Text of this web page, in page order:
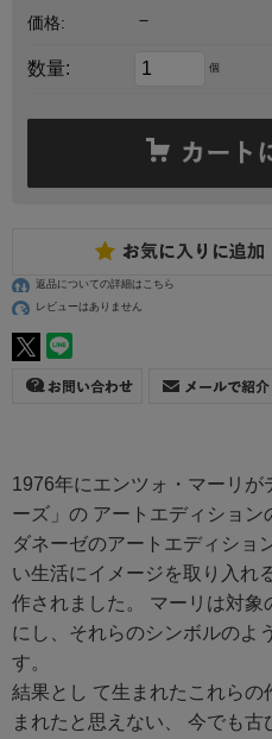
価格: －
数量: 個
返品についての詳細はこちら
レビューはありません
1976年にエンツォ・マーリが
ーズ」の アートエディション
ダネーゼのアートエディショ
い生活にイメージを取り入れ
作されました。 マーリは対
にし、それらのシンボルのよ
す。
結果とし て生まれたこれらの
まれたと思えない、 今でも